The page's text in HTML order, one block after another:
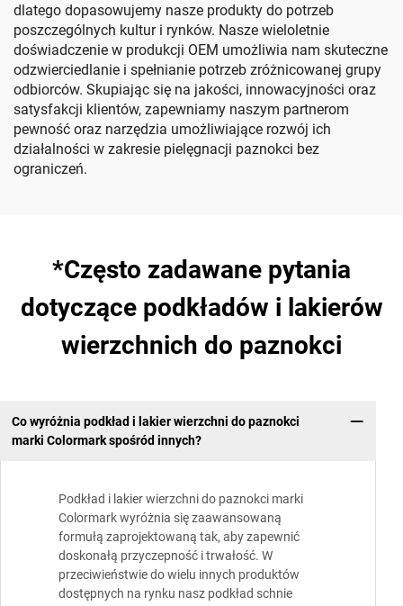
dlatego dopasowujemy nasze produkty do potrzeb
poszczególnych kultur i rynków. Nasze wieloletnie
doświadczenie w produkcji OEM umożliwia nam skuteczne
odzwierciedlanie i spełnianie potrzeb zróżnicowanej grupy
odbiorców. Skupiając się na jakości, innowacyjności oraz
satysfakcji klientów, zapewniamy naszym partnerom
pewność oraz narzędzia umożliwiające rozwój ich
działalności w zakresie pielęgnacji paznokci bez
ograniczeń.
*Często zadawane pytania
dotyczące podkładów i lakierów
wierzchnich do paznokci
Co wyróżnia podkład i lakier wierzchni do paznokci
marki Colormark spośród innych?
Podkład i lakier wierzchni do paznokci marki
Colormark wyróżnia się zaawansowaną
formułą zaprojektowaną tak, aby zapewnić
doskonałą przyczepność i trwałość. W
przeciwieństwie do wielu innych produktów
dostępnych na rynku nasz podkład schnie